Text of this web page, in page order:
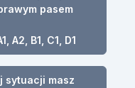
pasem
A2, B1, C1, D1
sytuacji masz